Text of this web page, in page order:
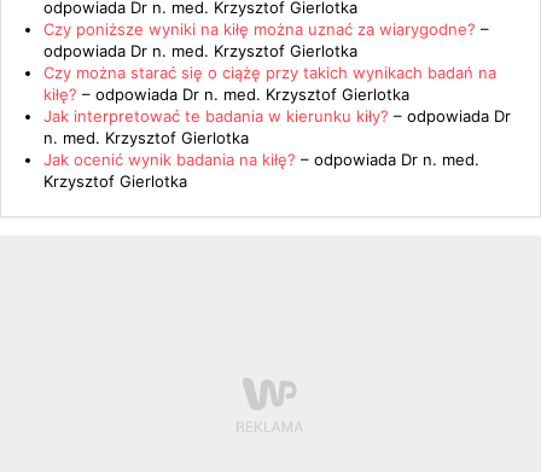
odpowiada Dr n. med. Krzysztof Gierlotka
Czy poniższe wyniki na kiłę można uznać za wiarygodne? –
odpowiada Dr n. med. Krzysztof Gierlotka
Czy można starać się o ciążę przy takich wynikach badań na
kiłę? – odpowiada Dr n. med. Krzysztof Gierlotka
Jak interpretować te badania w kierunku kiły? – odpowiada Dr
n. med. Krzysztof Gierlotka
Jak ocenić wynik badania na kiłę? – odpowiada Dr n. med.
Krzysztof Gierlotka